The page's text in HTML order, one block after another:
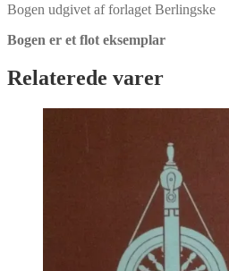
Bogen udgivet af forlaget Berlingske
Bogen er et flot eksemplar
Relaterede varer